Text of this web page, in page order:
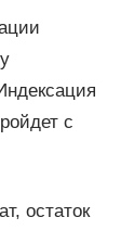
с
остаток